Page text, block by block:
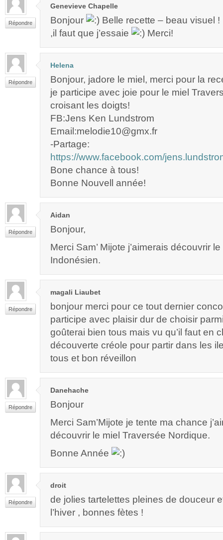
Répondre
Genevieve Chapelle
Bonjour
Belle recette – beau visuel
,il faut que j’essaie
Merci!
Répondre
Helena
Bonjour, jadore le miel, merci pour la
je participe avec joie pour le miel
croisant les doigts!
FB:Jens Ken Lundstrom
Email:melodie10@gmx.fr
-Partage:
https://www.facebook.com/
Bone chance à tous!
Bonne Nouvell année!
Répondre
Aidan
Bonjour,
Merci Sam’ Mijote j’aimerais découvrir
Indonésien.
Répondre
magali Liaubet
bonjour merci pour ce tout dernier
participe avec plaisir dur de choisir
goûterai bien tous mais vu qu’il faut en
découverte créole pour partir dans les
tous et bon réveillon
Répondre
Danehache
Bonjour
Merci Sam’Mijote je tente ma chance
découvrir le miel Traversée Nordique.
Bonne Année
Répondre
droit
de jolies tartelettes pleines de douceur
l’hiver , bonnes fètes !